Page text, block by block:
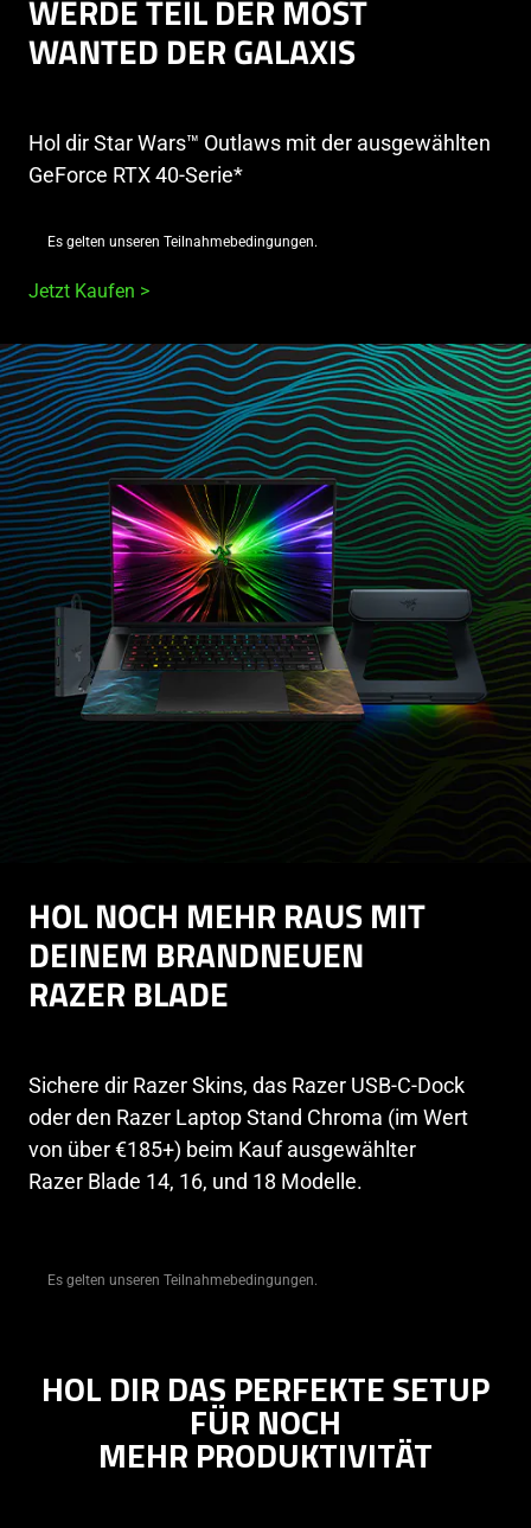
WERDE TEIL DER MOST
WANTED DER GALAXIS
Hol dir Star Wars™ Outlaws mit der ausgewählten
GeForce RTX 40-Serie*
Es gelten unseren Teilnahmebedingungen.
Jetzt Kaufen
HOL NOCH MEHR RAUS MIT
DEINEM BRANDNEUEN
RAZER BLADE
Sichere dir Razer Skins, das Razer USB-C-Dock
oder den Razer Laptop Stand Chroma (im Wert
von über €185+) beim Kauf ausgewählter
Razer Blade 14, 16, und 18 Modelle.
Es gelten unseren Teilnahmebedingungen.
HOL DIR DAS PERFEKTE SETUP
FÜR NOCH
MEHR PRODUKTIVITÄT